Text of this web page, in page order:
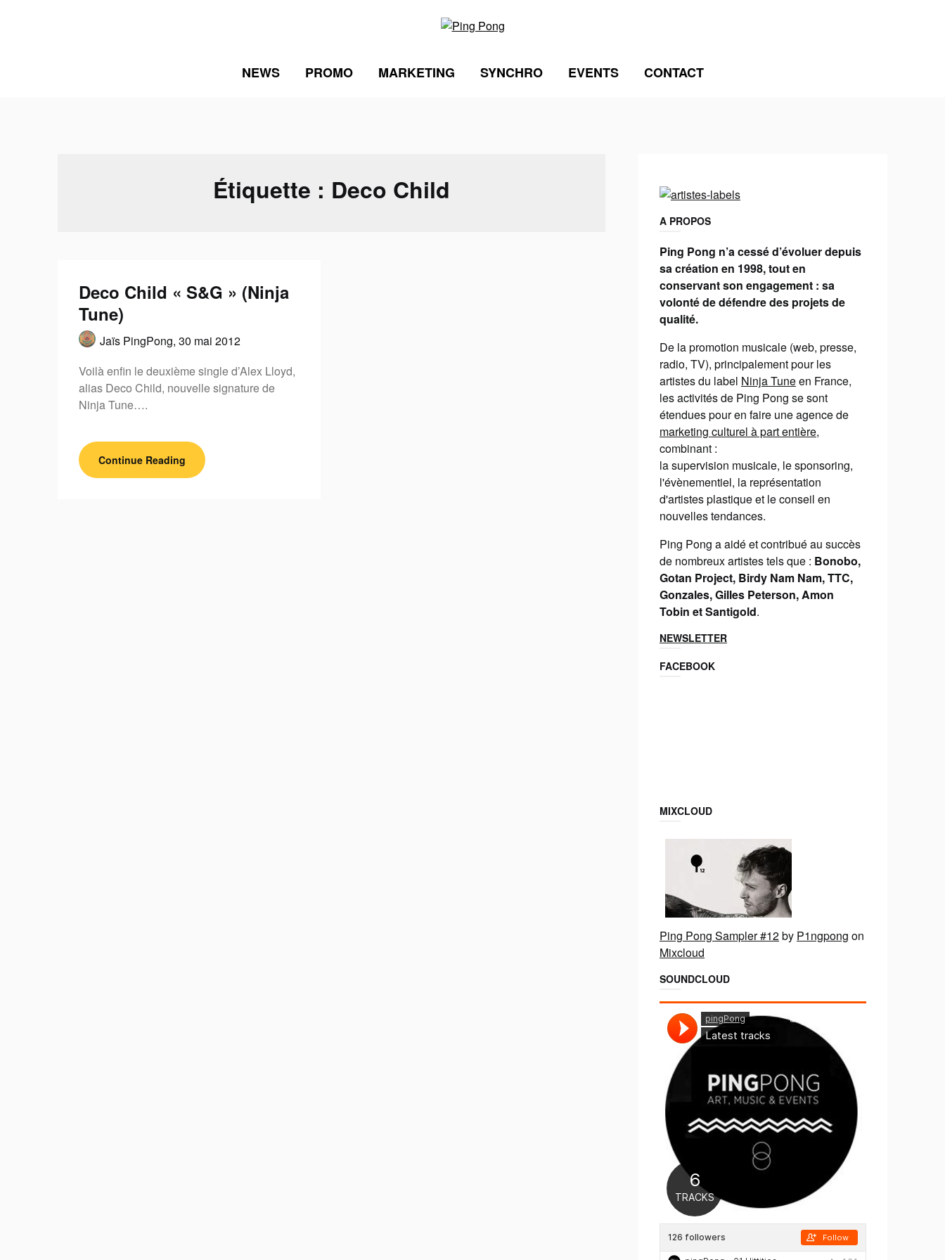
NEWS PROMO MARKETING SYNCHRO EVENTS CONTACT
Étiquette : Deco Child
Deco Child « S&G » (Ninja
Tune)
Jaïs PingPong, 30 mai 2012
Voilà enfin le deuxième single d’Alex Lloyd,
alias Deco Child, nouvelle signature de
Ninja Tune….
Continue Reading
A PROPOS
Ping Pong n’a cessé d’évoluer depuis
sa création en 1998, tout en
conservant son engagement : sa
volonté de défendre des projets de
qualité.
De la promotion musicale (web, presse,
radio, TV), principalement pour les
artistes du label Ninja Tuneen France,
les activités de Ping Pong se sont
étendues pour en faire une agence de
marketing culturel à part entière,
combinant :
la supervision musicale, le sponsoring,
l'évènementiel, la représentation
d'artistes plastique et le conseil en
nouvelles tendances.
Ping Pong a aidé et contribué au succès
de nombreux artistes tels que : Bonobo,
Gotan Project, Birdy Nam Nam, TTC,
Gonzales, Gilles Peterson, Amon
Tobin et Santigold.
NEWSLETTER
FACEBOOK
MIXCLOUD
Ping Pong Sampler #12by P1ngpong on
Mixcloud
SOUNDCLOUD